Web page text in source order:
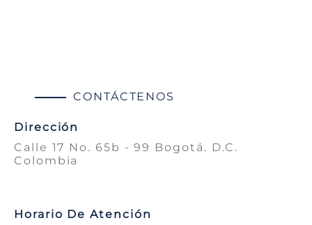
CONTÁCTENOS
Dirección
Calle 17 No. 65b - 99 Bogotá. D.C.
Colombia
Horario De Atención